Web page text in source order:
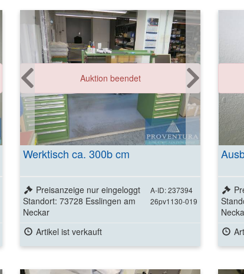
Weitere Details
ansehen
Auktion beendet
Werktisch ca. 300b cm
A-ID: 237394
26pv1130-019
Preisanzeige nur eingeloggt
Standort: 73728 Esslingen am
Neckar
Artikel ist verkauft